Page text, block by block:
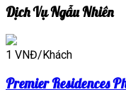
Dịch Vụ Ngẫu Nhiên
1 VNĐ/Khách
Premier Residences